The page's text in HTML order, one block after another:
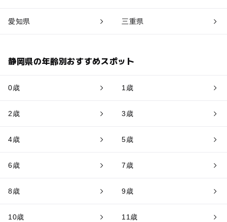
愛知県 三重県
静岡県の年齢別おすすめスポット
0歳 1歳
2歳 3歳
4歳 5歳
6歳 7歳
8歳 9歳
10歳 11歳